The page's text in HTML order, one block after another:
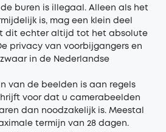
buren is illegaal. Alleen als het
is, mag een klein deel
dit echter altijd tot het absolute
privacy van voorbijgangers en
in de Nederlandse
van de beelden is aan regels
voor dat u camerabeelden
dan noodzakelijk is. Meestal
termijn van 28 dagen.